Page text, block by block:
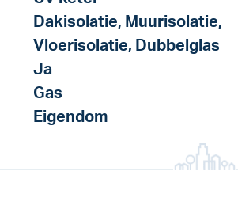
Dakisolatie, Muurisolatie,
Vloerisolatie, Dubbelglas
Ja
Gas
Eigendom